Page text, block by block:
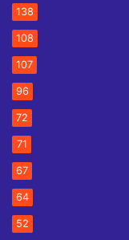
138
108
107
96
72
71
67
64
52